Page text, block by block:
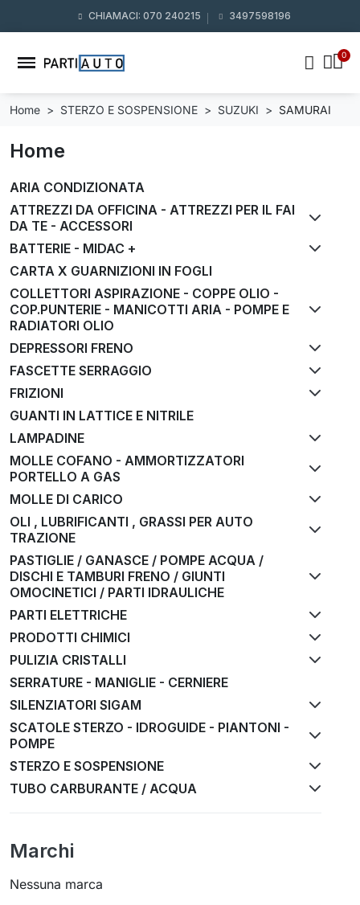
CHIAMACI: 070 240215 3497598196
Home STERZO E SOSPENSIONE SUZUKI SAMURAI
Home
ARIA CONDIZIONATA
ATTREZZI DA OFFICINA - ATTREZZI PER IL FAI
DA TE - ACCESSORI
BATTERIE - MIDAC +
CARTA X GUARNIZIONI IN FOGLI
COLLETTORI ASPIRAZIONE - COPPE OLIO -
COP.PUNTERIE - MANICOTTI ARIA - POMPE E
RADIATORI OLIO
DEPRESSORI FRENO
FASCETTE SERRAGGIO
FRIZIONI
GUANTI IN LATTICE E NITRILE
LAMPADINE
MOLLE COFANO - AMMORTIZZATORI
PORTELLO A GAS
MOLLE DI CARICO
OLI , LUBRIFICANTI , GRASSI PER AUTO
TRAZIONE
PASTIGLIE / GANASCE / POMPE ACQUA /
DISCHI E TAMBURI FRENO / GIUNTI
OMOCINETICI / PARTI IDRAULICHE
PARTI ELETTRICHE
PRODOTTI CHIMICI
PULIZIA CRISTALLI
SERRATURE - MANIGLIE - CERNIERE
SILENZIATORI SIGAM
SCATOLE STERZO - IDROGUIDE - PIANTONI -
POMPE
STERZO E SOSPENSIONE
TUBO CARBURANTE / ACQUA
Marchi
Nessuna marca